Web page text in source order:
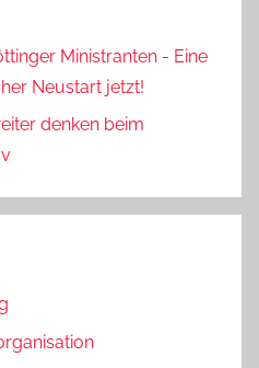
Ministranten - Eine
Neustart jetzt!
denken beim